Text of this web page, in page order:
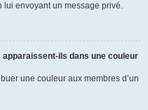
lui envoyant un message privé.
ils dans une couleur
une couleur aux membres d’un